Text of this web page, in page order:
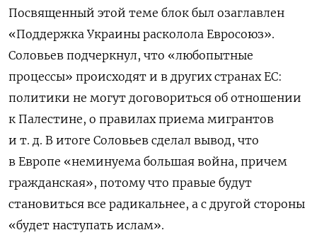
Посвященный этой теме блок был озаглавлен
«Поддержка Украины расколола Евросоюз».
Соловьев подчеркнул, что «любопытные
процессы» происходят и в других странах ЕС:
политики не могут договориться об отношении
к Палестине, о правилах приема мигрантов
и т. д. В итоге Соловьев сделал вывод, что
в Европе «неминуема большая война, причем
гражданская», потому что правые будут
становиться все радикальнее, а с другой стороны
«будет наступать ислам».